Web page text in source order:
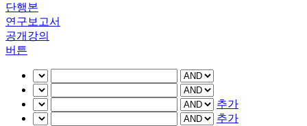
단행본
연구보고서
공개강의
버튼
추가
추가